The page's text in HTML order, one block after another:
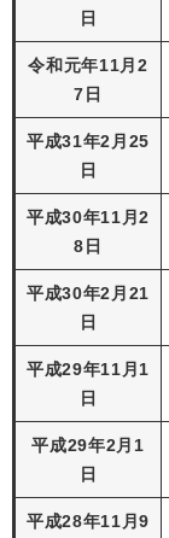
日
令和元年11月2
7日
平成31年2月25
日
平成30年11月2
8日
平成30年2月21
日
平成29年11月1
日
平成29年2月1
日
平成28年11月9